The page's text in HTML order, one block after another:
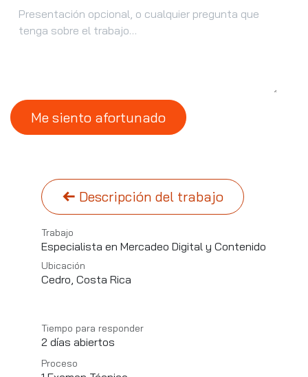
Me siento afortunado
Descripción del trabajo
Trabajo
Especialista en Mercadeo Digital y Contenido
Ubicación
Cedro Costa Rica
Tiempo para responder
2 días abiertos
Proceso